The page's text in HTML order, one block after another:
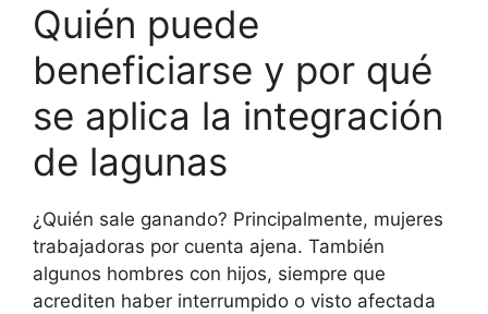
Quién puede
beneficiarse y por qué
se aplica la integración
de lagunas
¿Quién sale ganando? Principalmente, mujeres
trabajadoras por cuenta ajena. También
algunos hombres con hijos, siempre que
acrediten haber interrumpido o visto afectada